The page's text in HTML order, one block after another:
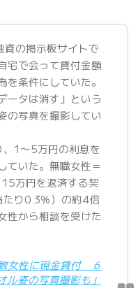
の掲示板サイトで
宅で会って貸付金額
条件にしていた。
ータは消す」という
の写真を撮影してい
1〜5万円の利息を
ていた。無職女性＝
万円を返済する契
たり0.3％）の約4倍
性から相談を受けた
女性に現金貸付 ６
姿の写真撮影も」